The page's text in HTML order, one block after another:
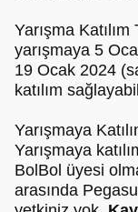
Yarışma
yarışmaya 5
19 Ocak 2024
katılım
Yarışmaya
Yarışmaya
BolBol üyesi
arasında